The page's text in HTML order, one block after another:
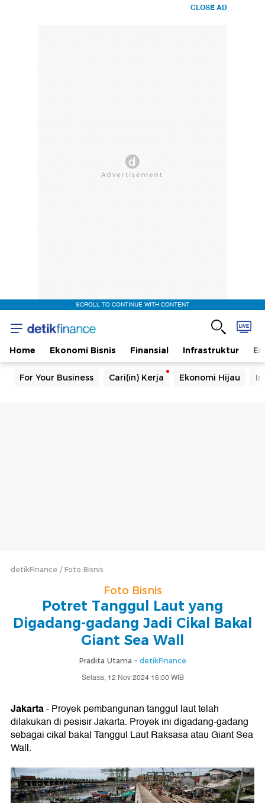
CLOSE AD
SCROLL TO CONTINUE WITH CONTENT
Home Ekonomi Bisnis Finansial Infrastruktur
For Your Business Cari(in) Kerja Ekonomi Hijau
detikFinance Foto Bisnis
Foto Bisnis
Potret Tanggul Laut yang
Digadang-gadang Jadi Cikal Bakal
Giant Sea Wall
Pradita Utama - detikFinance
Selasa, 12 Nov 2024 16:00 WIB
Jakarta- Proyek pembangunan tanggul laut telah
dilakukan di pesisir Jakarta. Proyek ini digadang-gadang
sebagai cikal bakal Tanggul Laut Raksasa atau Giant Sea
Wall.